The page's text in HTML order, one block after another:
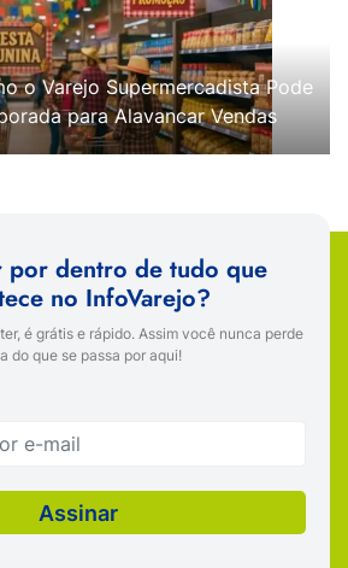
o Varejo Supermercadista Pode
para Alavancar Vendas
por dentro de tudo que
no InfoVarejo?
é grátis e rápido. Assim você nunca perde
do que se passa por aqui!